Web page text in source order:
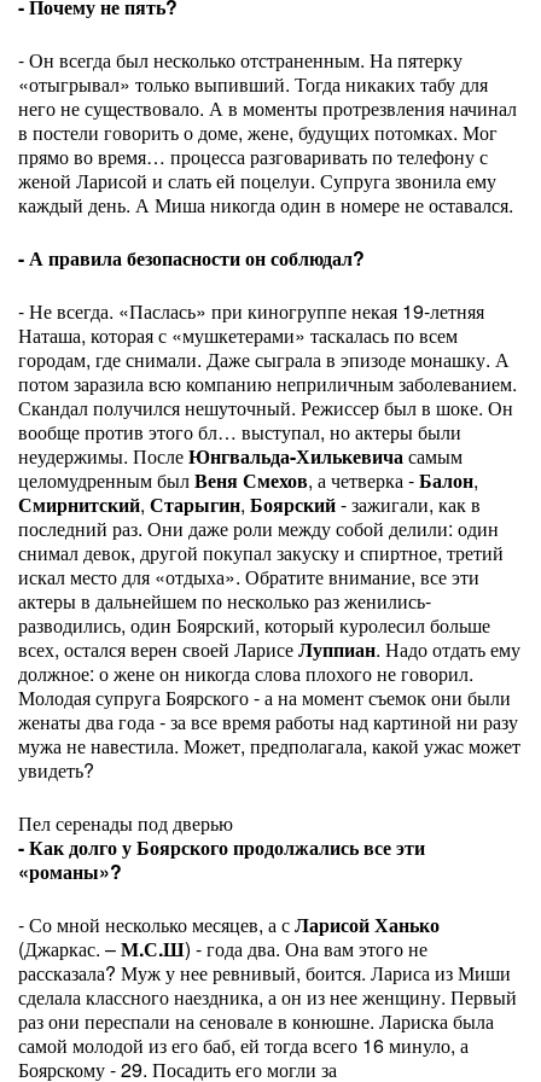
- Почему не пять?
- Он всегда был несколько отстраненным. На пятерку
«отыгрывал» только выпивший. Тогда никаких табу для
него не существовало. А в моменты протрезвления начинал
в постели говорить о доме, жене, будущих потомках. Мог
прямо во время… процесса разговаривать по телефону с
женой Ларисой и слать ей поцелуи. Супруга звонила ему
каждый день. А Миша никогда один в номере не оставался.
- А правила безопасности он соблюдал?
- Не всегда. «Паслась» при киногруппе некая 19-летняя
Наташа, которая с «мушкетерами» таскалась по всем
городам, где снимали. Даже сыграла в эпизоде монашку. А
потом заразила всю компанию неприличным заболеванием.
Скандал получился нешуточный. Режиссер был в шоке. Он
вообще против этого бл… выступал, но актеры были
неудержимы. ПослеЮнгвальда-Хилькевичасамым
целомудренным былВеня Смехов, а четверка -Балон,
Смирнитский, Старыгин, Боярский- зажигали, как в
последний раз. Они даже роли между собой делили: один
снимал девок, другой покупал закуску и спиртное, третий
искал место для «отдыха». Обратите внимание, все эти
актеры в дальнейшем по несколько раз женились-
разводились, один Боярский, который куролесил больше
всех, остался верен своей ЛарисеЛуппиан. Надо отдать ему
должное: о жене он никогда слова плохого не говорил.
Молодая супруга Боярского - а на момент съемок они были
женаты два года - за все время работы над картиной ни разу
мужа не навестила. Может, предполагала, какой ужас может
увидеть?
Пел серенады под дверью
- Как долго у Боярского продолжались все эти
«романы»?
- Со мной несколько месяцев, а сЛарисой Ханько
(Джаркас. –М.С.Ш) - года два. Она вам этого не
рассказала? Муж у нее ревнивый, боится. Лариса из Миши
сделала классного наездника, а он из нее женщину. Первый
раз они переспали на сеновале в конюшне. Лариска была
самой молодой из его баб, ей тогда всего 16 минуло, а
Боярскому - 29. Посадить его могли за